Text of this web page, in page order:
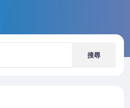
搜尋